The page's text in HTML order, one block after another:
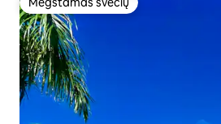
Mėgstamas svečių